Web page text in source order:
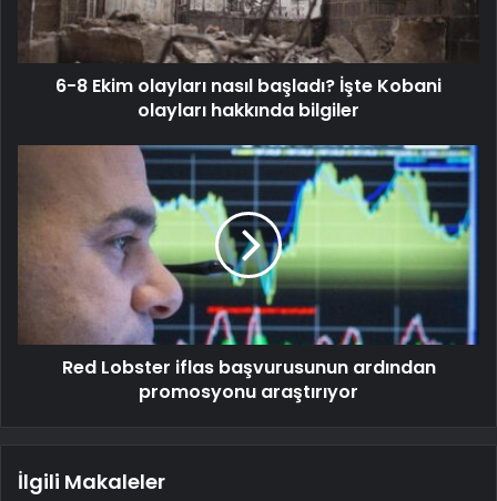
6-8 Ekim olayları nasıl başladı? İşte Kobani
olayları hakkında bilgiler
Red Lobster iflas başvurusunun ardından
promosyonu araştırıyor
İlgili Makaleler